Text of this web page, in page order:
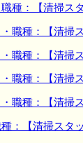
：【清掃ス
種：【清掃
種：【清掃
種：【清掃
職種：【清掃
【清掃スタ